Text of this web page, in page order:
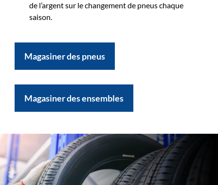
de l’argent sur le changement de pneus chaque
saison.
Magasiner des pneus
Magasiner des ensembles